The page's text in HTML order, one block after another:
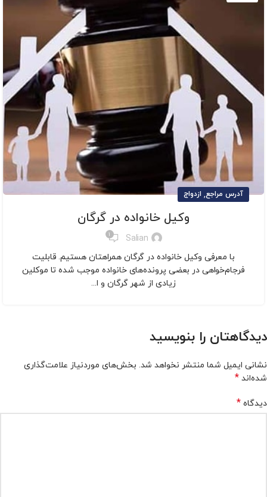
آدرس مراجع, ازدواج
وکیل خانواده در گرگان
Salian
1
با معرفی وکیل خانواده در گرگان همراهتان هستیم. قابلیت
فرجام‌خواهی در بعضی پرونده‌های خانواده موجب شده تا موکلین
زیادی از شهر گرگان و ا...
دیدگاهتان را بنویسید
نشانی ایمیل شما منتشر نخواهد شد. بخش‌های موردنیاز علامت‌گذاری
شده‌اند*
دیدگاه*